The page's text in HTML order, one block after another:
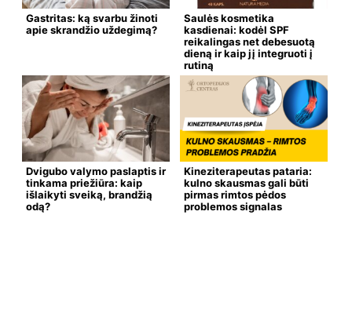
Gastritas: ką svarbu žinoti
apie skrandžio uždegimą?
Saulės kosmetika
kasdienai: kodėl SPF
reikalingas net debesuotą
dieną ir kaip jį integruoti į
rutiną
Dvigubo valymo paslaptis ir
tinkama priežiūra: kaip
išlaikyti sveiką, brandžią
odą?
Kineziterapeutas pataria:
kulno skausmas gali būti
pirmas rimtos pėdos
problemos signalas